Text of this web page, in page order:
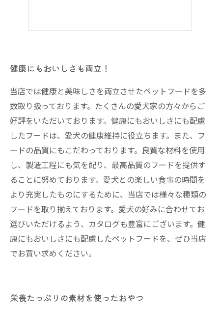
健康にもおいしさも両立！
当店では健康と美味しさを両立させたペットフードを多
数取り扱っております。たくさんの愛犬家の方々からご
好評をいただいております。健康にもおいしさにも配慮
したフードは、愛犬の健康維持に役立ちます。また、フ
ードの品質にもこだわっております。良質な材料を使用
し、製造工程にも気を配り、最高品質のフードを提供す
ることに努めております。愛犬との楽しい食事の時間を
より充実したものにするために、当店では様々な種類の
フードを取り揃えております。愛犬の好みに合わせてお
選びいただけるよう、カタログも豊富にございます。健
康にもおいしさにも配慮したペットフードを、ぜひ当店
でお買い求めください。
栄養たっぷりの素材を使ったおやつ